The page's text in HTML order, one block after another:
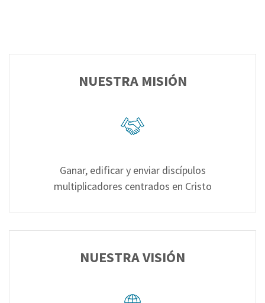
NUESTRA MISIÓN
Ganar, edificar y enviar discípulos
multiplicadores centrados en Cristo
NUESTRA VISIÓN